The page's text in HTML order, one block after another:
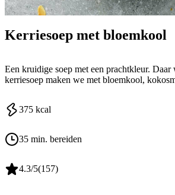
Kerriesoep met bloemkool
Een kruidige soep met een prachtkleur.
kerriesoep maken we met bloemkool,
375 kcal
35 min. bereiden
4.3/5(157)